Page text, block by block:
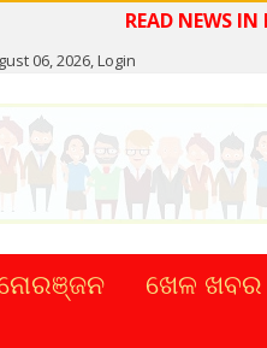
READ NEWS IN
06, 2026,Login
ଖେଳ ଖବର